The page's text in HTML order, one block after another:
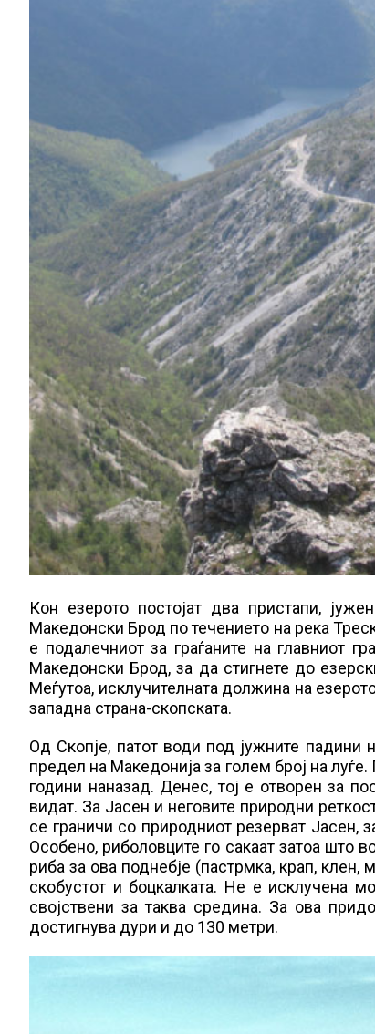
Кон езерото постојат два пристапи,
Македонски Брод по течението на река
е подалечниот за граѓаните на главниот
Македонски Брод, за да стигнете до
Меѓутоа, исклучителната должина на
западна страна-скопската.
Од Скопје, патот води под јужните падини
предел на Македонија за голем број на
години наназад. Денес, тој е отворен за
видат. За Јасен и неговите природни
се граничи со природниот резерват Јасен,
Особено, риболовците го сакаат затоа што
риба за ова поднебје (пастрмка, крап,
скобустот и боцкалката. Не е исклучена
својствени за таква средина. За ова
достигнува дури и до 130 метри.